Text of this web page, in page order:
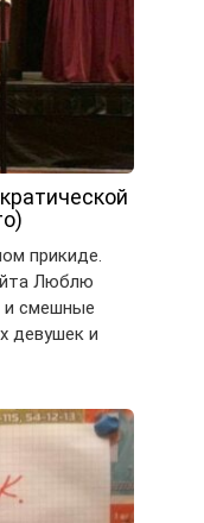
прикиде.
Люблю
смешные
девушек и